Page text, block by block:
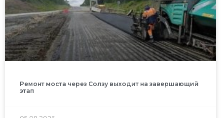
Ремонт моста через Солзу выходит на завершающий
этап